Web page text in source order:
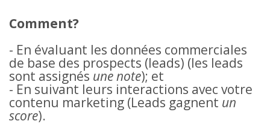
Comment?
- En évaluant les données commerciales
de base des prospects (leads) (les leads
sont assignés une note); et
- En suivant leurs interactions avec votre
contenu marketing (Leads gagnent un
score).